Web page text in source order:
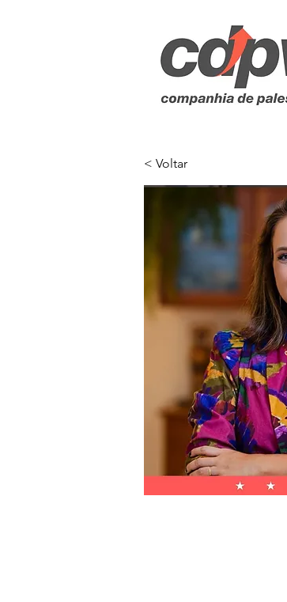
< Voltar